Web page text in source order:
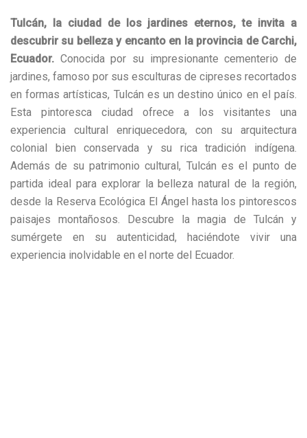
Tulcán, la ciudad de los jardines eternos, te invita a
descubrir su belleza y encanto en la provincia de Carchi,
Ecuador. Conocida por su impresionante cementerio de
jardines, famoso por sus esculturas de cipreses recortados
en formas artísticas, Tulcán es un destino único en el país.
Esta pintoresca ciudad ofrece a los visitantes una
experiencia cultural enriquecedora, con su arquitectura
colonial bien conservada y su rica tradición indígena.
Además de su patrimonio cultural, Tulcán es el punto de
partida ideal para explorar la belleza natural de la región,
desde la Reserva Ecológica El Ángel hasta los pintorescos
paisajes montañosos. Descubre la magia de Tulcán y
sumérgete en su autenticidad, haciéndote vivir una
experiencia inolvidable en el norte del Ecuador.